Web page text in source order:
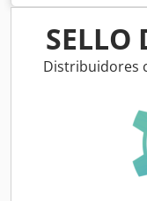
SELLO
Distribuidores